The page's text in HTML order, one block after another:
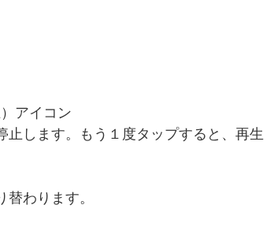
アイコン
止します。もう１度タップすると、再生
わります。